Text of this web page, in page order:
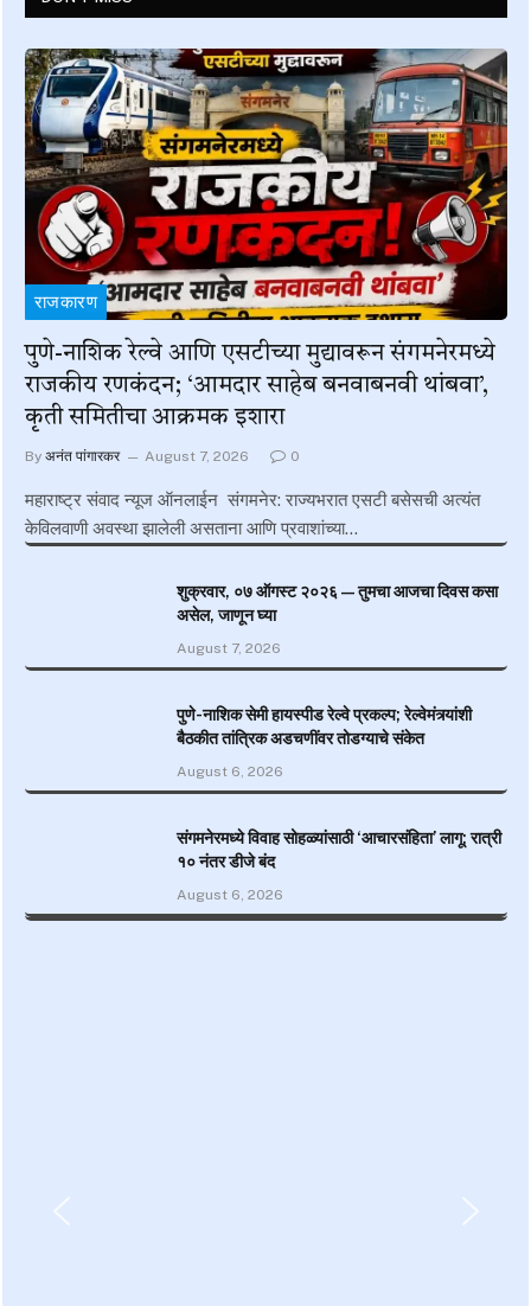
राजकारण
पुणे-नाशिक रेल्वे आणि एसटीच्या मुद्यावरून संगमनेरमध्ये
राजकीय रणकंदन; ‘आमदार साहेब बनवाबनवी थांबवा’,
कृती समितीचा आक्रमक इशारा
By अनंत पांगारकर August 7, 2026 0
महाराष्ट्र संवाद न्यूज ऑनलाईन संगमनेर: राज्यभरात एसटी बसेसची अत्यंत
केविलवाणी अवस्था झालेली असताना आणि प्रवाशांच्या…
शुक्रवार, ०७ ऑगस्ट २०२६ — तुमचा आजचा दिवस कसा
असेल, जाणून घ्या
August 7, 2026
पुणे-नाशिक सेमी हायस्पीड रेल्वे प्रकल्प; रेल्वेमंत्र्यांशी
बैठकीत तांत्रिक अडचणींवर तोडग्याचे संकेत
August 6, 2026
संगमनेरमध्ये विवाह सोहळ्यांसाठी ‘आचारसंहिता’ लागू; रात्री
१० नंतर डीजे बंद
August 6, 2026